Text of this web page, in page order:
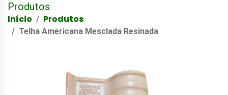
Produtos
Início Produtos
Telha Americana Mesclada Resinada